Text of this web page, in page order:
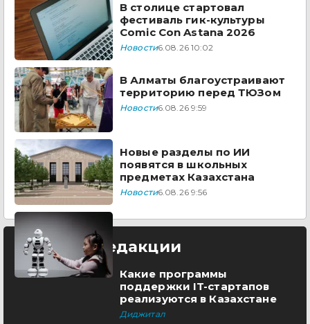
В столице стартовал
фестиваль гик-культуры
Comic Con Astana 2026
Новости6.08.26 10:02
В Алматы благоустраивают
территорию перед ТЮЗом
Новости6.08.26 9:59
Новые разделы по ИИ
появятся в школьных
предметах Казахстана
Новости6.08.26 9:56
Выбор редакции
Какие программы
поддержки IT-стартапов
реализуются в Казахстане
Диджитал